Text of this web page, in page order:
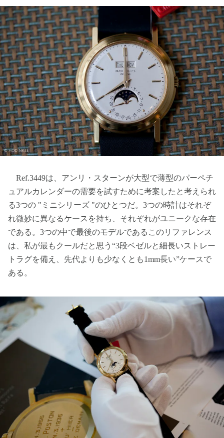
Ref.3449は、アンリ・スターンが大型で薄型のパーペチ
ュアルカレンダーの需要を試すために考案したと考えられ
る3つの "ミニシリーズ "のひとつだ。3つの時計はそれぞ
れ微妙に異なるケースを持ち、それぞれがユニークな存在
である。3つの中で最後のモデルであるこのリファレンス
は、私が最もクールだと思う“3段ベゼルと細長いストレー
トラグを備え、先代よりも少なくとも1mm長い”ケースで
ある。